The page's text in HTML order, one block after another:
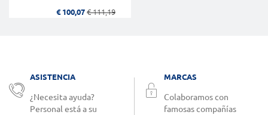
€ 100,07 € 111,19
ASISTENCIA
¿Necesita ayuda?
Personal está a su
MARCAS
Colaboramos con
famosas compañías